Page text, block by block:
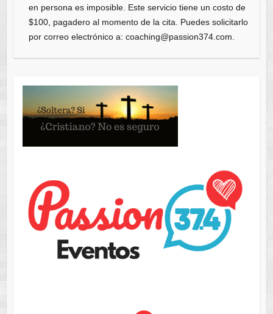
en persona es imposible. Este servicio tiene un costo de
$100, pagadero al momento de la cita. Puedes solicitarlo
por correo electrónico a: coaching@passion374.com.